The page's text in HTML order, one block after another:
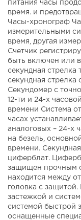
питания часы
время. и
Часы-хронограф
измерительными
время, другая
Счетчик
быть включен или
секундная стрелка
секундная стрелка
Секундомер с
12-ти и 24-х
времени Система
часах
аналоговых – 24-х
на безель,
времени.
циферблат.
защищен прочным
находится между
головка с
застежкой и
системой быстрой
оснащенные